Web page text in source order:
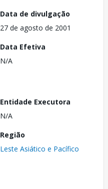
Data de divulgação
27 de agosto de 2001
Data Efetiva
N/A
Entidade Executora
N/A
Região
Leste Asiático e Pacífico